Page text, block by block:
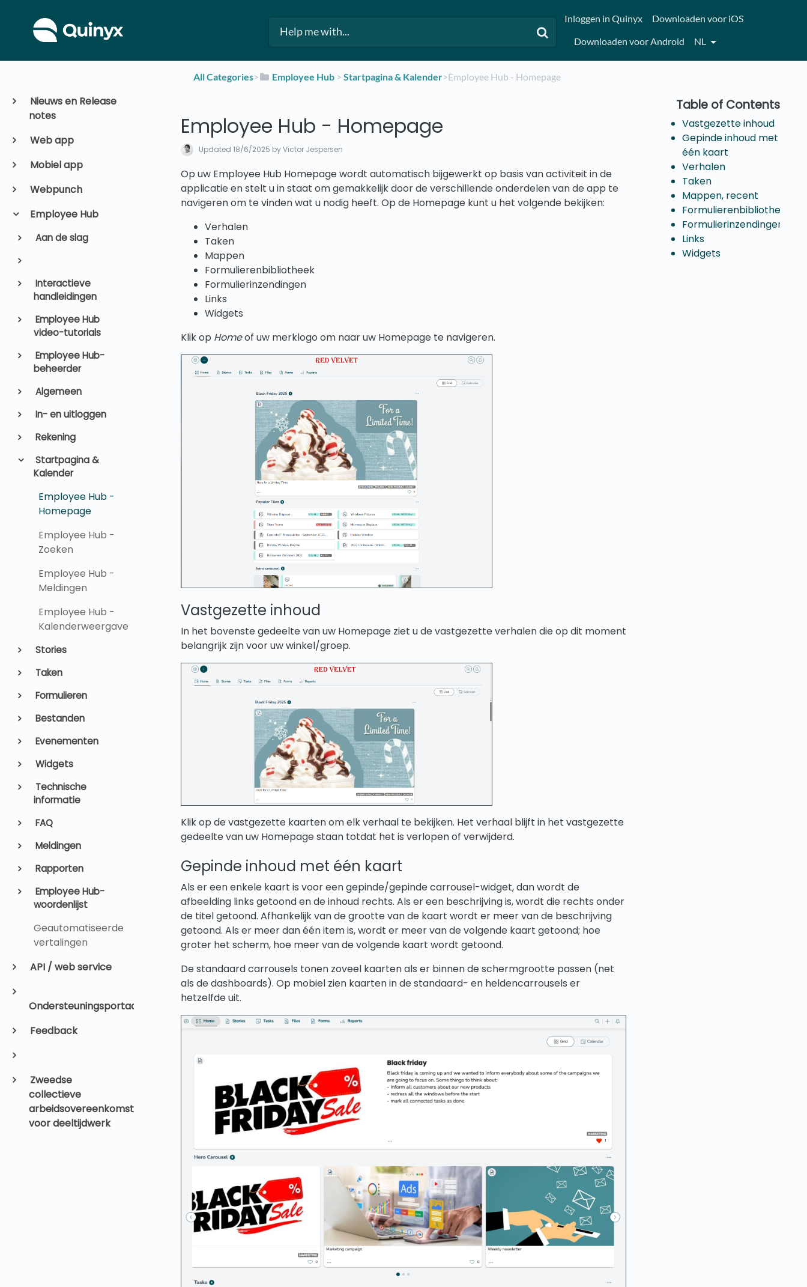
Inloggen in Quinyx
Downloaden voor iOS
Downloaden voor Android
NL
Nieuws en Release
notes
Web app
Mobiel app
Webpunch
Employee Hub
Aan de slag
Interactieve
handleidingen
Employee Hub
video-tutorials
Employee Hub-
beheerder
Algemeen
In- en uitloggen
Rekening
Startpagina &
Kalender
Employee Hub -
Homepage
Employee Hub -
Zoeken
Employee Hub -
Meldingen
Employee Hub -
Kalenderweergave
Stories
Taken
Formulieren
Bestanden
Evenementen
Widgets
Technische
informatie
FAQ
Meldingen
Rapporten
Employee Hub-
woordenlijst
Geautomatiseerde
vertalingen
API / web service
Ondersteuningsportaal
Feedback
Zweedse
collectieve
arbeidsovereenkomst
voor deeltijdwerk
All Categories​>​ ​Employee Hub ​ > ​​Startpagina & Kalender​>​ Employee Hub - Homepage
Employee Hub - Homepage
Updated 18/6/2025 by Victor Jespersen
Op uw Employee Hub Homepage wordt automatisch bijgewerkt op basis van activiteit in de
applicatie en stelt u in staat om gemakkelijk door de verschillende onderdelen van de app te
navigeren om te vinden wat u nodig heeft. Op de Homepage kunt u het volgende bekijken:
Verhalen
Taken
Mappen
Formulierenbibliotheek
Formulierinzendingen
Links
Widgets
Klik op Homeof uw merklogo om naar uw Homepage te navigeren.
Vastgezette inhoud
In het bovenste gedeelte van uw Homepage ziet u de vastgezette verhalen die op dit moment
belangrijk zijn voor uw winkel/groep.
Klik op de vastgezette kaarten om elk verhaal te bekijken. Het verhaal blijft in het vastgezette
gedeelte van uw Homepage staan totdat het is verlopen of verwijderd.
Gepinde inhoud met één kaart
Als er een enkele kaart is voor een gepinde/gepinde carrousel-widget, dan wordt de
afbeelding links getoond en de inhoud rechts. Als er een beschrijving is, wordt die rechts onder
de titel getoond. Afhankelijk van de grootte van de kaart wordt er meer van de beschrijving
getoond. Als er meer dan één item is, wordt er meer van de volgende kaart getoond; hoe
groter het scherm, hoe meer van de volgende kaart wordt getoond.
De standaard carrousels tonen zoveel kaarten als er binnen de schermgrootte passen (net
als de dashboards). Op mobiel zien kaarten in de standaard- en heldencarrousels er
hetzelfde uit.
Vastgezette inhoud
Gepinde inhoud met
één kaart
Verhalen
Taken
Mappen, recent
Formulierenbibliotheek
Formulierinzendingen
Links
Widgets